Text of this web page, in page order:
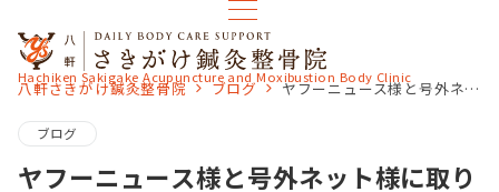
Hachiken Sakigake Acupuncture and Moxibustion Body Clinic
八軒さきがけ鍼灸整骨院 ブログ ヤフーニュース様と号外ネット様に取り上げて頂きました。
ブログ
ヤフーニュース様と号外ネット様に取り